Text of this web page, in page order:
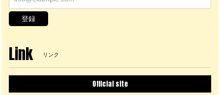
登録
Link リンク
Official site